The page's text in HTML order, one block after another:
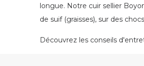
longue. Notre cuir sellier
de suif (graisses), sur des
Découvrez les conseils